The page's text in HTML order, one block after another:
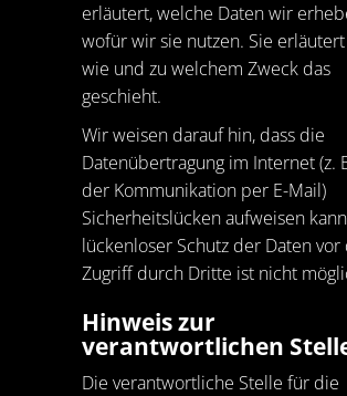
erläutert, welche Daten wir
wofür wir sie nutzen. Sie
wie und zu welchem Zweck das
geschieht.
Wir weisen darauf hin, dass die
Datenübertragung im Internet (z.
der Kommunikation per E-Mail)
Sicherheitslücken aufweisen
lückenloser Schutz der Daten vor
Zugriff durch Dritte ist nicht
Hinweis zur
verantwortlichen
Die verantwortliche Stelle für die